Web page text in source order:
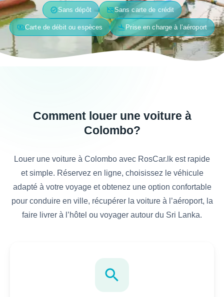
verifiedSans dépôt credit_card_offSans carte de crédit
paymentsCarte de débit ou espèces flight_land Prise en charge à l’aéroport
Comment louer une voiture à
Colombo?
Louer une voiture à Colombo avec RosCar.lk est rapide
et simple. Réservez en ligne, choisissez le véhicule
adapté à votre voyage et obtenez une option confortable
pour conduire en ville, récupérer la voiture à l’aéroport, la
faire livrer à l’hôtel ou voyager autour du Sri Lanka.
search